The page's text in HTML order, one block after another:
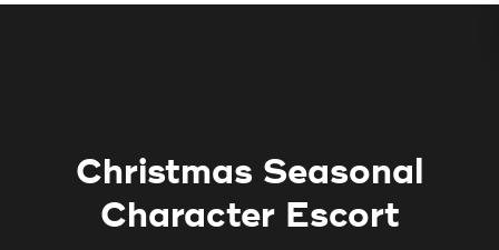
Christmas Seasonal
Character Escort